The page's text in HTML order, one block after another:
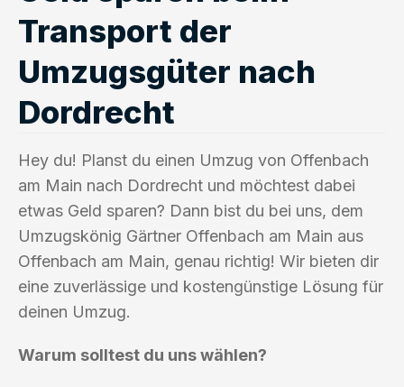
Transport der
Umzugsgüter nach
Dordrecht
Hey du! Planst du einen Umzug von Offenbach
am Main nach Dordrecht und möchtest dabei
etwas Geld sparen? Dann bist du bei uns, dem
Umzugskönig Gärtner Offenbach am Main aus
Offenbach am Main, genau richtig! Wir bieten dir
eine zuverlässige und kostengünstige Lösung für
deinen Umzug.
Warum solltest du uns wählen?